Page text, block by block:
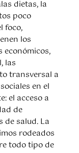
dietas, la
poco
foco,
los
económicos,
las
transversal a
en el
el acceso a
de
salud. La
rodeados
todo tipo de